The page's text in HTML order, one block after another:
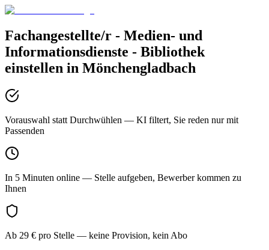
Fachangestellte/r - Medien- und
Informationsdienste - Bibliothek
einstellen in Mönchengladbach
Vorauswahl statt Durchwühlen — KI filtert, Sie reden nur mit
Passenden
In 5 Minuten online — Stelle aufgeben, Bewerber kommen zu
Ihnen
Ab 29 € pro Stelle — keine Provision, kein Abo